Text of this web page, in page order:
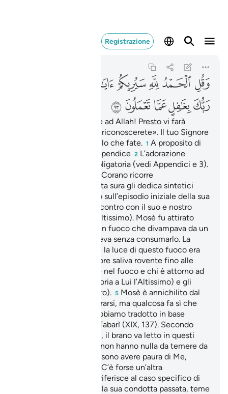
Registrazione
ﲀﲁﲂﲃﲄ
ﲈﲉﲊﲋﲌ
Di’: «La lode appartiene ad Allah! Presto vi farà
vedere i Suoi segni e li riconoscerete». Il tuo Signore
non è incurante di quello che fate. 1 A proposito di
queste lettere, vedi Appendice 2 L’adorazione
rituale, l’elemosina obbligatoria (vedi Appendici e 3).
La storia di Mosè nel Corano ricorre
frequentemente. Questa sura gli dedica sintetici
versetti che riferiscono sull’episodio iniziale della sua
missione profetica: l’incontro con il suo e nostro
Signore (gloria a Lui l’Altissimo). Mosè fu attirato
nella valle di Tuwa da un fuoco che divampava da un
albero verde e che ardeva senza consumarlo. La
tradizione riferisce che la luce di questo fuoco era
verdastra e il suo chiarore saliva rovente fino alle
«Colui Che è nel fuoco e chi è attorno ad
esso»: Allah Stesso (gloria a Lui l’Altissimo) e gli
angeli (pace su tutti loro). 5 Mosè è annichilito dal
prodigio, vorrebbe sottrarsi, ma qualcosa fa sì che
Abbiamo tradotto in base
all’interpretazione del Tabarì (XIX, 137). Secondo
questo grande esegeta, il brano va letto in questi
termini: «i messaggeri non hanno nulla da temere da
Me. Gli altri uomini possono avere paura di Me,
eccetto coloro che…». C’è forse un’altra
interpretazione che si riferisce al caso specifico di
Mosè, che memore della sua condotta passata, teme